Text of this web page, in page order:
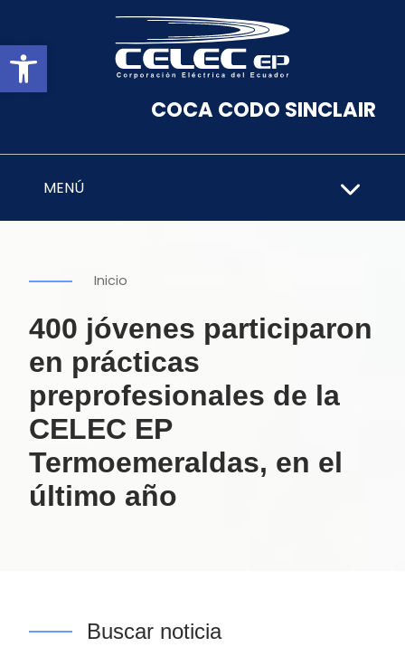
Abrir barra de herramientas
COCA CODO SINCLAIR
MENÚ
Inicio
400 jóvenes participaron
en prácticas
preprofesionales de la
CELEC EP
Termoemeraldas, en el
último año
Buscar noticia